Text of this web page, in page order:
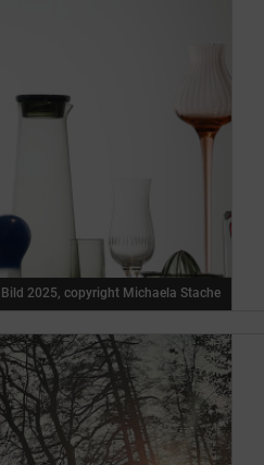
Bild 2025, copyright Michaela Stache